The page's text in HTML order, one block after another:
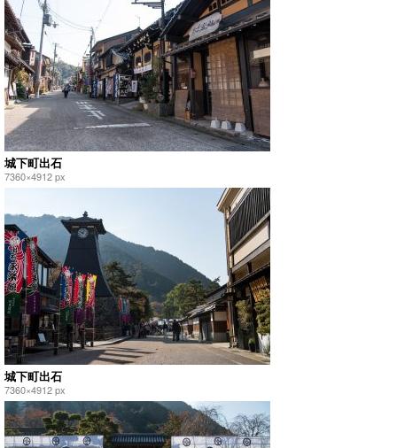
城下町出石
7360×4912 px
城下町出石
7360×4912 px